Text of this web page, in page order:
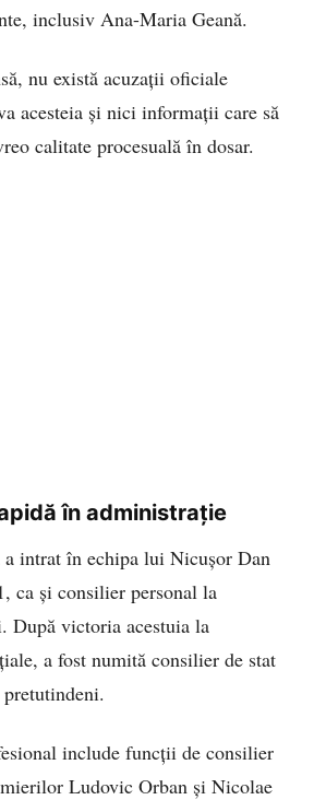
inclusiv Ana-Maria Geană.
nu există acuzații oficiale
acesteia și nici informații care să
calitate procesuală în dosar.
în administrație
intrat în echipa lui Nicușor Dan
ca și consilier personal la
După victoria acestuia la
a fost numită consilier de stat
include funcții de consilier
Ludovic Orban și Nicolae